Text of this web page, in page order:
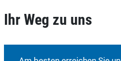
Ihr Weg zu uns